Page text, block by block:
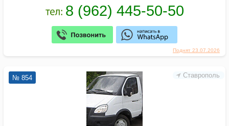
Поднят 23.07.2026
Ставрополь
№ 854